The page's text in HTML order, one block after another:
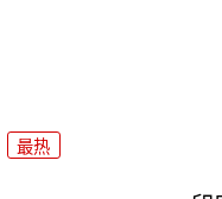
最热